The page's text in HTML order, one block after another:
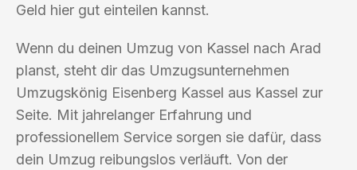
Geld hier gut einteilen kannst.
Wenn du deinen Umzug von Kassel nach Arad
planst, steht dir das Umzugsunternehmen
Umzugskönig Eisenberg Kassel aus Kassel zur
Seite. Mit jahrelanger Erfahrung und
professionellem Service sorgen sie dafür, dass
dein Umzug reibungslos verläuft. Von der